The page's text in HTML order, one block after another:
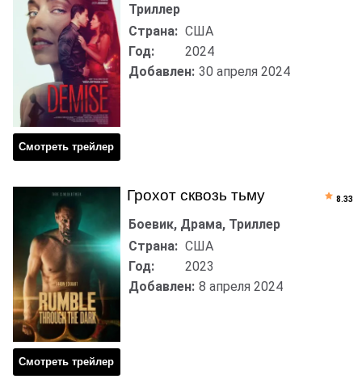
Смотреть трейлер
Триллер
Страна: США
Год:
2024
Добавлен: 30 апреля 2024
Грохот сквозь тьму
Смотреть трейлер
Боевик, Драма, Триллер
Страна: США
Год:
2023
Добавлен: 8 апреля 2024
8.33